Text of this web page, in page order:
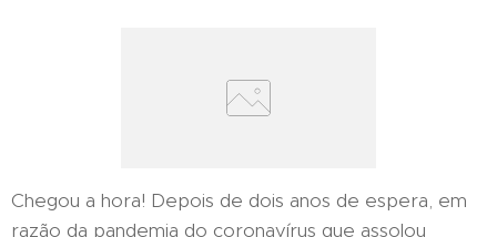
Chegou a hora! Depois de dois anos de espera, em
razão da pandemia do coronavírus que assolou